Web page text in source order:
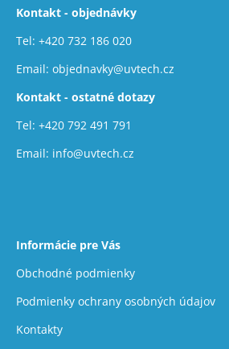
Kontakt - objednávky
Tel: +420 732 186 020
Email: objednavky@uvtech.cz
Kontakt - ostatné dotazy
Tel: +420 792 491 791
Email: info@uvtech.cz
Informácie pre Vás
Obchodné podmienky
Podmienky ochrany osobných údajov
Kontakty